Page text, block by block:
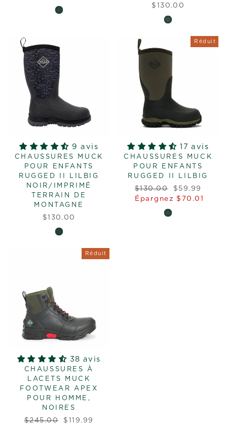
$130.00
9 avis
CHAUSSURES MUCK
POUR ENFANTS
RUGGED II LILBIG
NOIR/IMPRIMÉ
TERRAIN DE
MONTAGNE
$130.00
Réduit
17 avis
CHAUSSURES MUCK
POUR ENFANTS
RUGGED II LILBIG
Prix
régulier
$130.00
Prix
réduit
$59.99
Épargnez $70.01
Réduit
38 avis
CHAUSSURES À
LACETS MUCK
FOOTWEAR APEX
POUR HOMME,
NOIRES
Prix
$245.00
Prix
$119.99